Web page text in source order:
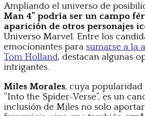
Ampliando el universo de
Man 4” podría ser un campo
aparición de otros personajes
Universo Marvel. Entre los
emocionantes para sumarse a la
Tom Holland, destacan algunas
intrigantes.
Miles Morales, cuya popularidad
“Into the Spider-Verse”, es un
inclusión de Miles no solo